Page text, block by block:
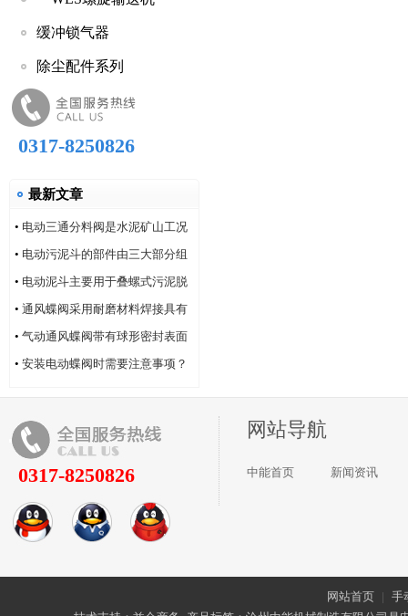
缓冲锁气器
除尘配件系列
0317-8250826
最新文章
• 电动三通分料阀是水泥矿山工况
的系列产品
• 电动污泥斗的部件由三大部分组
成
• 电动泥斗主要用于叠螺式污泥脱
水机
• 通风蝶阀采用耐磨材料焊接具有
耐磨性好的特点
• 气动通风蝶阀带有球形密封表面
的衬氟塑料
• 安装电动蝶阀时需要注意事项？
0317-8250826
网站导航
中能首页 新闻资讯
网站首页 | 手